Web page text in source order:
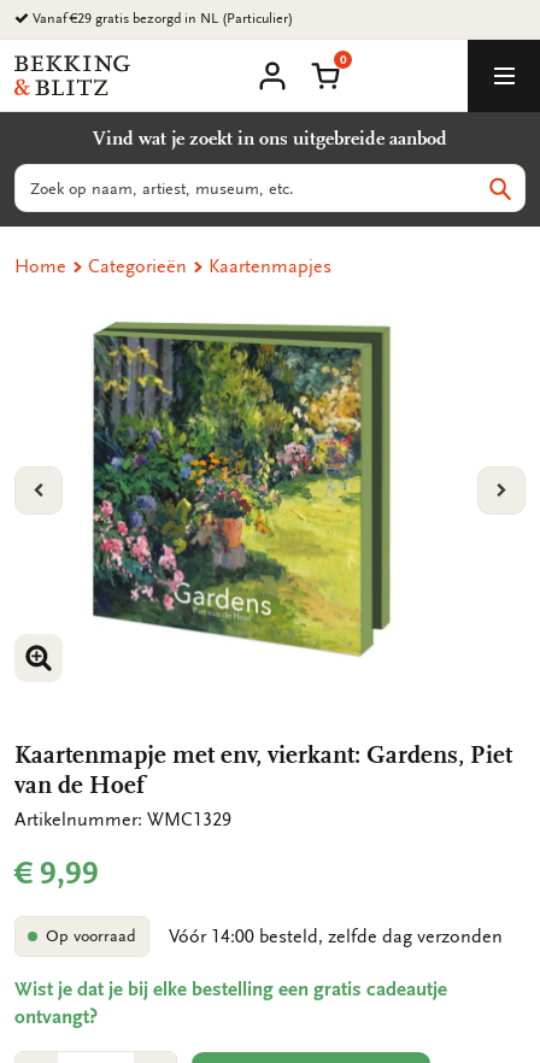
Ga
naar
content
Vanaf €29 gratis bezorgd in NL (Particulier)
Bekking
&
B.V.
account
Winkelmand
0
Vind wat je zoekt in ons uitgebreide aanbod
Zoeken
Home Categorieën Kaartenmapjes
VORIGE
VERGROOT AFBEELDING
VERGROOT AFBEELDING
Kaartenmapje met env, vierkant: Gardens, Piet
van de Hoef
Artikelnummer: WMC1329
€ 9,99
Op voorraad Vóór 14:00 besteld, zelfde dag verzonden
Wist je dat je bij elke bestelling een gratis cadeautje
ontvangt?